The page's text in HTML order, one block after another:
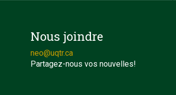
Nous joindre
neo@uqtr.ca
Partagez-nous vos nouvelles!